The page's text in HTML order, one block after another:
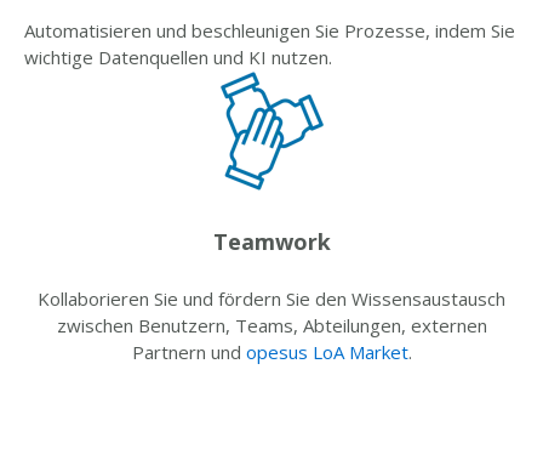
Automatisieren und beschleunigen Sie Prozesse, indem Sie
wichtige Datenquellen und KI nutzen.
Teamwork
Kollaborieren Sie und fördern Sie den Wissensaustausch
zwischen Benutzern, Teams, Abteilungen, externen
Partnern und opesus LoA Market.